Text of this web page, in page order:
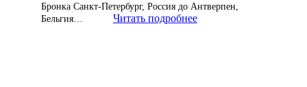
Бронка Санкт-Петербург, Россия до Антверпен,
Бельгия…
Читать подробнее